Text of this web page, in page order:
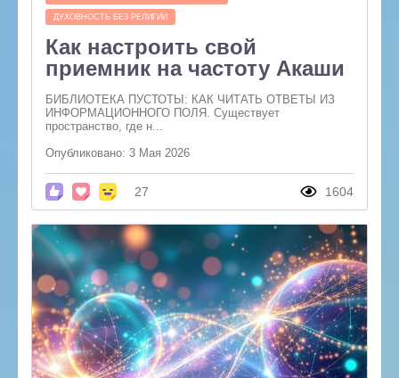
ДУХОВНОСТЬ БЕЗ РЕЛИГИИ
Как настроить свой
приемник на частоту Акаши
БИБЛИОТЕКА ПУСТОТЫ: КАК ЧИТАТЬ ОТВЕТЫ ИЗ
ИНФОРМАЦИОННОГО ПОЛЯ. Существует
пространство, где н...
Опубликовано: 3 Мая 2026
27 1604